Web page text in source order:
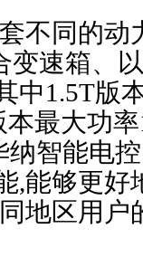
不同的动
变速箱、
中1.5T版
本最大功
纳智能电
,能够更好
地区用户